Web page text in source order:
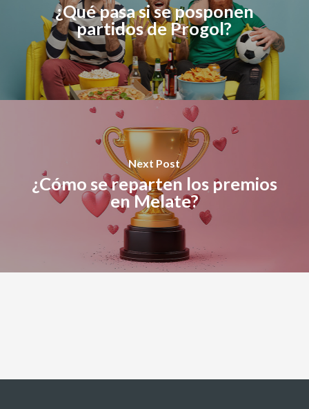
¿Qué pasa si se posponen
partidos de Progol?
Next Post
¿Cómo se reparten los premios
en Melate?